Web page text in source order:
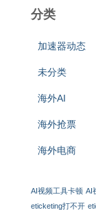
分类
加速器动态
未分类
海外AI
海外抢票
海外电商
AI视频工具卡顿 AI
eticketing打不开